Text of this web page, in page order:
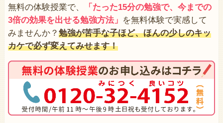
無料の体験授業で、
「たった15分の勉強で、今までの
3倍の効果を出せる勉強方法」 を無料体験で実感して
みませんか？ 勉強が苦手な子ほど、ほんの少しのキッ
カケで必ず変えてみせます！